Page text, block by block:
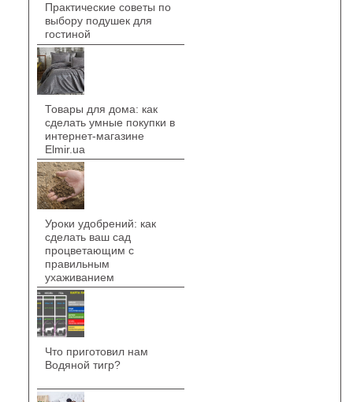
Практические советы по
выбору подушек для
гостиной
Товары для дома: как
сделать умные покупки в
интернет-магазине
Elmir.ua
Уроки удобрений: как
сделать ваш сад
процветающим с
правильным
ухаживанием
Что приготовил нам
Водяной тигр?